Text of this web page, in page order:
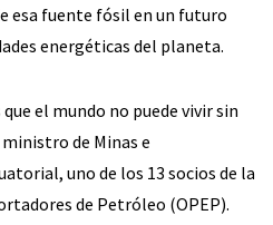
esa fuente fósil en un futuro
energéticas del planeta.
el mundo no puede vivir sin
de Minas e
uno de los 13 socios de la
de Petróleo (OPEP).